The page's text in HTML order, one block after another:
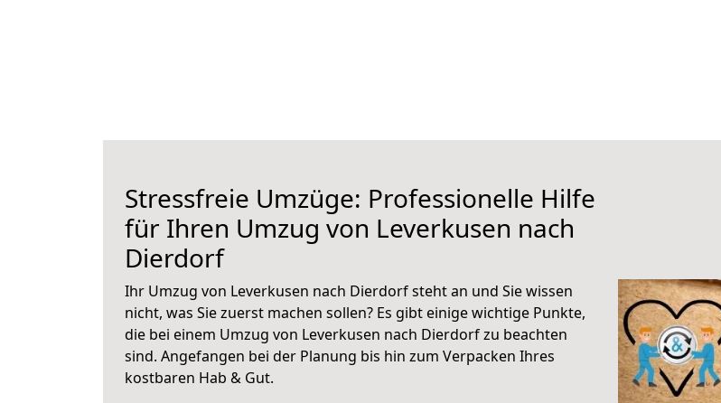
Stressfreie Umzüge: Professionelle Hilfe
für Ihren Umzug von Leverkusen nach
Dierdorf
Ihr Umzug von Leverkusen nach Dierdorf steht an und Sie wissen
nicht, was Sie zuerst machen sollen? Es gibt einige wichtige Punkte,
die bei einem Umzug von Leverkusen nach Dierdorf zu beachten
sind. Angefangen bei der Planung bis hin zum Verpacken Ihres
kostbaren Hab & Gut.